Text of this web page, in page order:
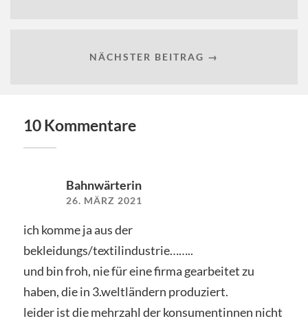
NÄCHSTER BEITRAG →
10 Kommentare
Bahnwärterin
26. MÄRZ 2021
ich komme ja aus der
bekleidungs/textilindustrie……..
und bin froh, nie für eine firma gearbeitet zu
haben, die in 3.weltländern produziert.
leider ist die mehrzahl der konsumentinnen nicht